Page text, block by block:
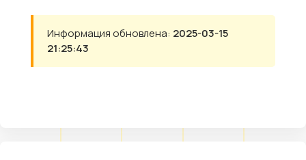
Информация обновлена: 2025-03-15
21:25:43